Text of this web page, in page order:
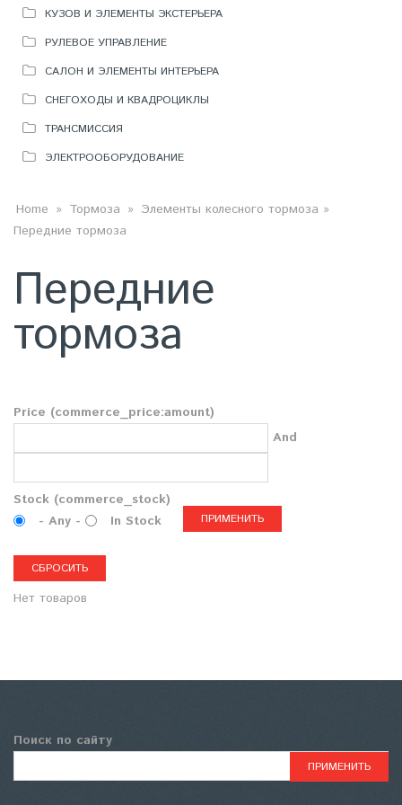
КУЗОВ И ЭЛЕМЕНТЫ ЭКСТЕРЬЕРА
РУЛЕВОЕ УПРАВЛЕНИЕ
САЛОН И ЭЛЕМЕНТЫ ИНТЕРЬЕРА
СНЕГОХОДЫ И КВАДРОЦИКЛЫ
ТРАНСМИССИЯ
ЭЛЕКТРООБОРУДОВАНИЕ
ВЫ ЗДЕСЬ
Home » Тормоза » Элементы колесного тормоза »
Передние тормоза
Передние
тормоза
Price (commerce_price:amount)
And
Stock (commerce_stock)
- Any -
In Stock
Нет товаров
Поиск по сайту